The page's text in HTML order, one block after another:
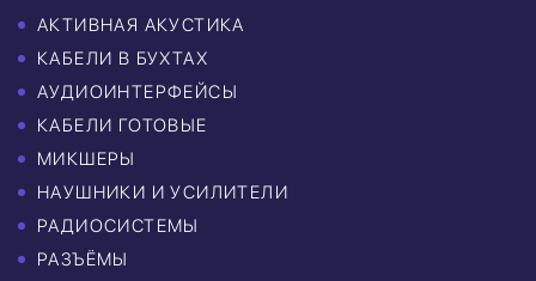
АКТИВНАЯ АКУСТИКА
КАБЕЛИ В БУХТАХ
АУДИОИНТЕРФЕЙСЫ
КАБЕЛИ ГОТОВЫЕ
МИКШЕРЫ
НАУШНИКИ И УСИЛИТЕЛИ
РАДИОСИСТЕМЫ
РАЗЪЁМЫ